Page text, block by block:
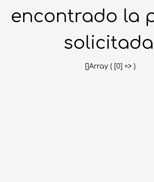
encontrado la
[]Array ( [0] => )